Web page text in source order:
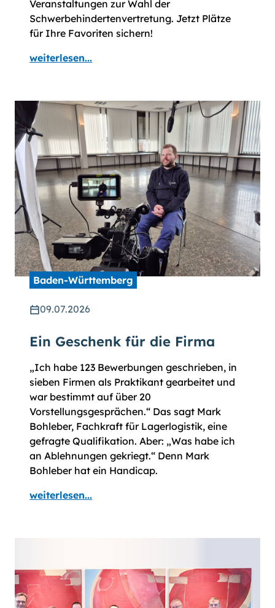
Veranstaltungen zur Wahl der
Schwerbehindertenvertretung. Jetzt Plätze
für Ihre Favoriten sichern!
weiterlesen...
Baden-Württemberg
09.07.2026
Ein Geschenk für die Firma
„Ich habe 123 Bewerbungen geschrieben, in
sieben Firmen als Praktikant gearbeitet und
war bestimmt auf über 20
Vorstellungsgesprächen.“ Das sagt Mark
Bohleber, Fachkraft für Lagerlogistik, eine
gefragte Qualifikation. Aber: „Was habe ich
an Ablehnungen gekriegt.“ Denn Mark
Bohleber hat ein Handicap.
weiterlesen...